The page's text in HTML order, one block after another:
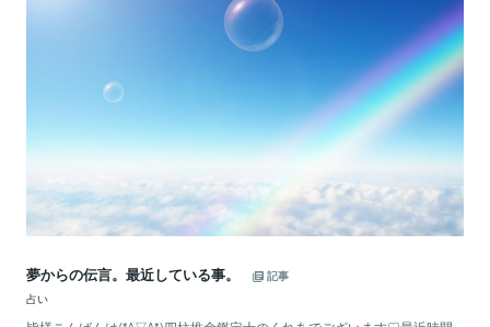
夢からの伝言。最近している事。
記事
占い